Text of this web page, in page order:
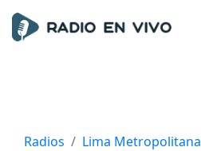
Radios Lima Metropolitana